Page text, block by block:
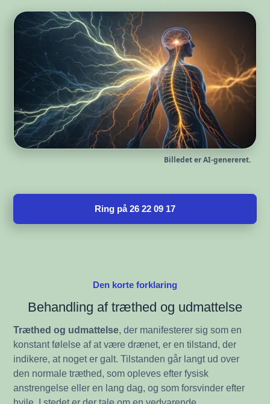
Billedet er AI-genereret.
Ring på 26 22 09 17
Den korte forklaring
Behandling af træthed og udmattelse
Træthed og udmattelse, der manifesterer sig som en
konstant følelse af at være drænet, er en tilstand, der
indikere, at noget er galt. Tilstanden går langt ud over
den normale træthed, som opleves efter fysisk
anstrengelse eller en lang dag, og som forsvinder efter